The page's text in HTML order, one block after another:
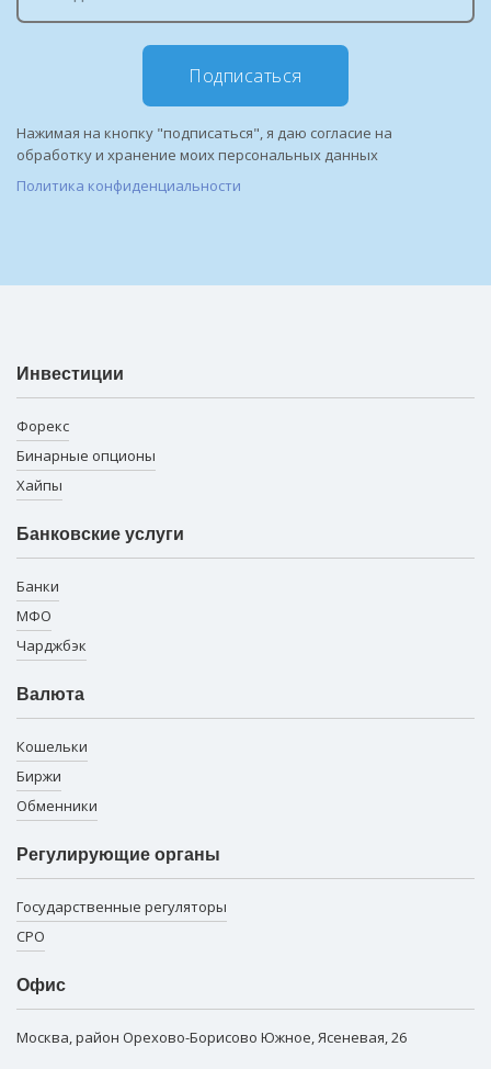
Подписаться
Нажимая на кнопку "подписаться", я даю согласие на
обработку и хранение моих персональных данных
Политика конфиденциальности
Инвестиции
Форекс
Бинарные опционы
Хайпы
Банковские услуги
Банки
МФО
Чарджбэк
Валюта
Кошельки
Биржи
Обменники
Регулирующие органы
Государственные регуляторы
СРО
Офис
Москва, район Орехово-Борисово Южное, Ясеневая, 26